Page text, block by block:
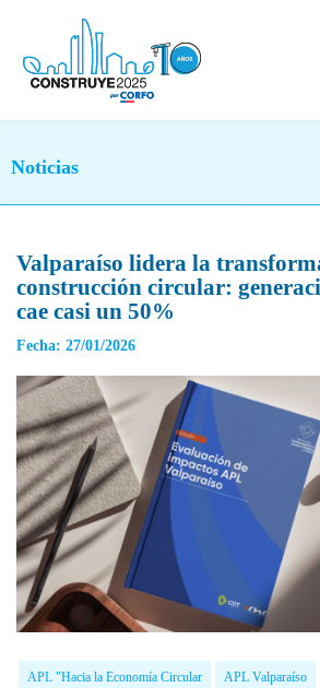
Noticias
Valparaíso lidera la
construcción circular:
cae casi un 50%
Fecha: 27/01/2026
APL "Hacia la Economía Circular APL Valparaíso